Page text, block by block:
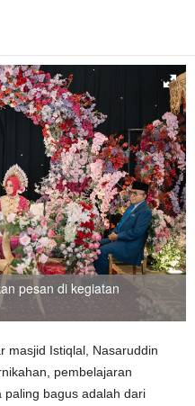
pesan di kegiatan
masjid Istiqlal, Nasaruddin
pembelajaran
paling bagus adalah dari